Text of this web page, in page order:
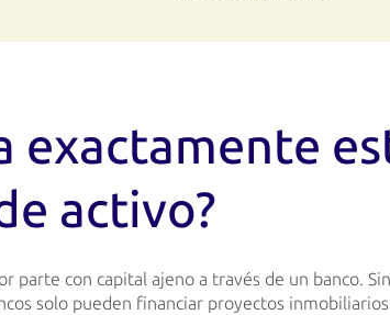
exactamente
activo?
parte con capital ajeno a través de un banco.
solo pueden financiar proyectos